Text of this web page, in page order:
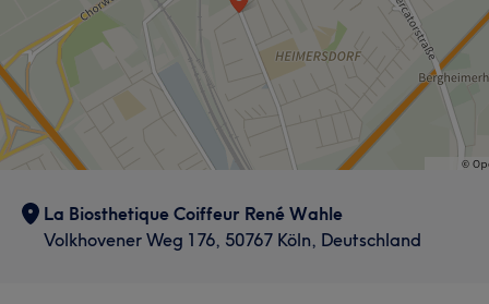
La Biosthetique Coiffeur René Wahle
Volkhovener Weg 176, 50767 Köln, Deutschland